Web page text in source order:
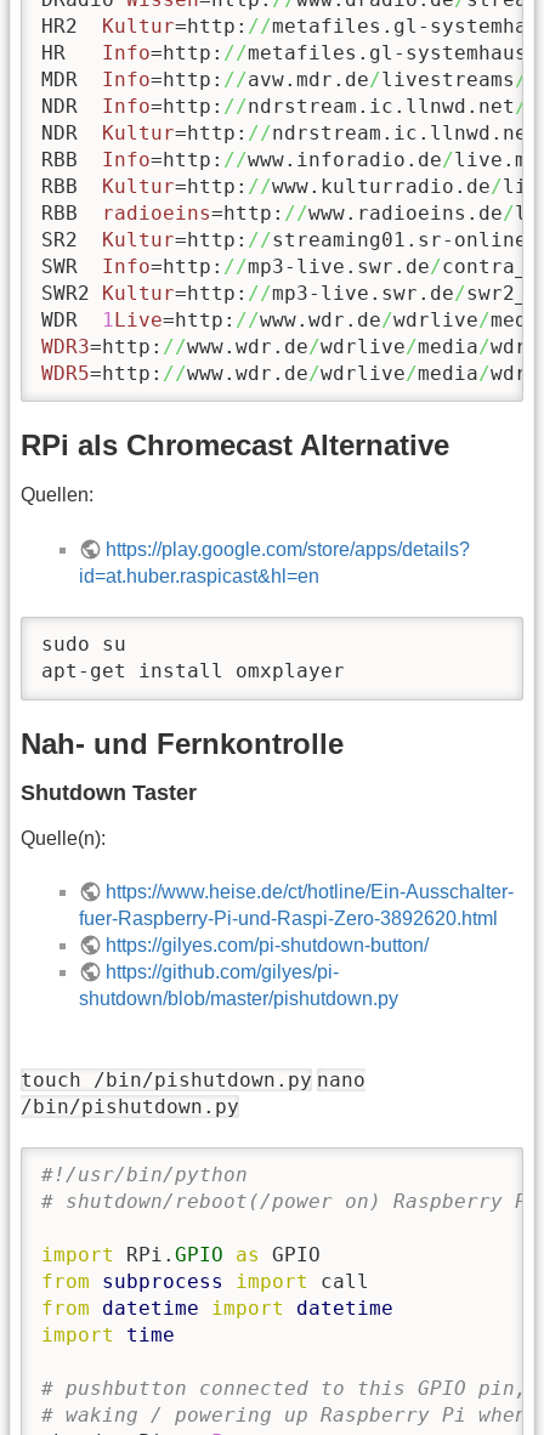
HR2 Kultur=http: //metafiles.gl-
HR Info=http: //metafiles.gl-
MDR Info=http: //avw.mdr.de/livestreams /
NDR Info=http: //ndrstream.ic.llnwd.net /
NDR Kultur=http: //ndrstream.ic.llnwd.net
RBB Info=http: //www.inforadio.de/
RBB Kultur=http: //www.kulturradio.de/
RBB
radioeins=http: //www.radioeins.de/
SR2 Kultur=http: //streaming01.sr-
SWR Info=http: //mp3-live.swr.de/
SWR2 Kultur=http: //mp3-live.swr.de/
WDR
1 Live=http: //www.wdr.de/wdrlive/
WDR3=http: //www.wdr.de/wdrlive/media/
WDR5=http: //www.wdr.de/wdrlive/media/
RPi als Chromecast Alternative
Quellen:
https://play.google.com/store/apps/details?
id=at.huber.raspicast&hl=en
sudo su
apt-get install omxplayer
Nah- und Fernkontrolle
Shutdown Taster
Quelle(n):
https://www.heise.de/ct/hotline/Ein-Ausschalter-
fuer-Raspberry-Pi-und-Raspi-Zero-3892620.html
https://gilyes.com/pi-shutdown-button/
https://github.com/gilyes/pi-
shutdown/blob/master/pishutdown.py
touch /bin/pishutdown.py nano
/bin/pishutdown.py
#!/usr/bin/python
# shutdown/reboot(/power on) Raspberry
import RPi. GPIO as
from
subprocess import
from
datetime import
datetime
import
time
# pushbutton connected to this GPIO
# waking / powering up Raspberry Pi